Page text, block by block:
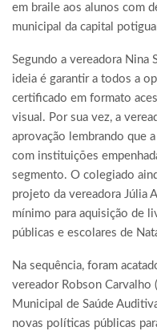
em braile aos alunos com
municipal da capital
Segundo a vereadora Nina
ideia é garantir a todos a
certificado em formato
visual. Por sua vez, a
aprovação lembrando que
com instituições
segmento. O colegiado
projeto da vereadora Júlia
mínimo para aquisição de
públicas e escolares de
Na sequência, foram
vereador Robson Carvalho
Municipal de Saúde
novas políticas públicas